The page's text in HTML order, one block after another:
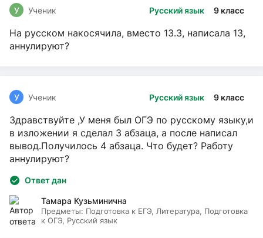
Русский язык 9 класс
У Ученик
На русском накосячила, вместо 13.3, написала 13,
аннулируют?
Русский язык 9 класс
У Ученик
Здравствуйте ,У меня был ОГЭ по русскому языку,и
в изложении я сделал 3 абзаца, а после написал
вывод.Получилось 4 абзаца. Что будет? Работу
аннулируют?
Ответ дан
Тамара Кузьминична
Предметы: Подготовка к ЕГЭ, Литература, Подготовка
к ОГЭ, Русский язык